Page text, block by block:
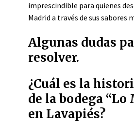
imprescindible para quienes
Madrid a través de sus sabores
Algunas dudas
resolver.
¿Cuál es la
de la bodega “Lo
en Lavapiés?